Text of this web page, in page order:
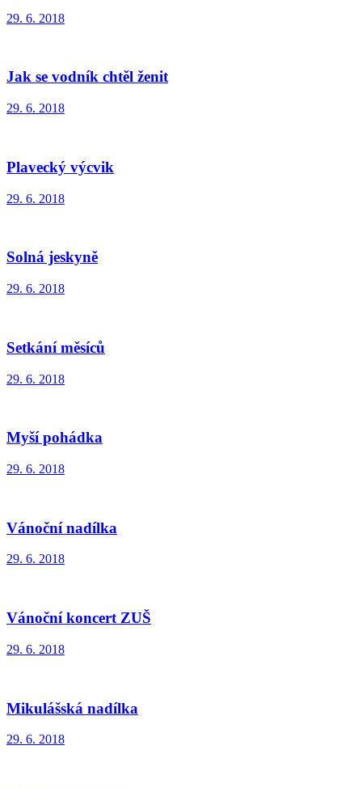
29. 6. 2018
Jak se vodník chtěl ženit
29. 6. 2018
Plavecký výcvik
29. 6. 2018
Solná jeskyně
29. 6. 2018
Setkání měsíců
29. 6. 2018
Myší pohádka
29. 6. 2018
Vánoční nadílka
29. 6. 2018
Vánoční koncert ZUŠ
29. 6. 2018
Mikulášská nadílka
29. 6. 2018